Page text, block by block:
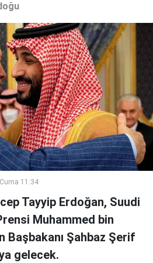
11:34
Tayyip Erdoğan, Suudi
Muhammed bin
Başbakanı Şahbaz Şerif
gelecek.